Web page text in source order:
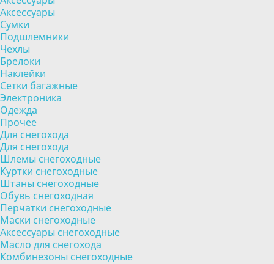
Аксессуары
Сумки
Подшлемники
Чехлы
Брелоки
Наклейки
Сетки багажные
Электроника
Одежда
Прочее
Для снегохода
Для снегохода
Шлемы снегоходные
Куртки снегоходные
Штаны снегоходные
Обувь снегоходная
Перчатки снегоходные
Маски снегоходные
Аксессуары снегоходные
Масло для снегохода
Комбинезоны снегоходные